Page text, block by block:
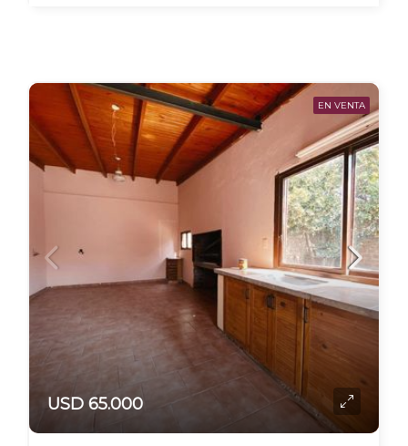
EN VENTA
USD 65.000